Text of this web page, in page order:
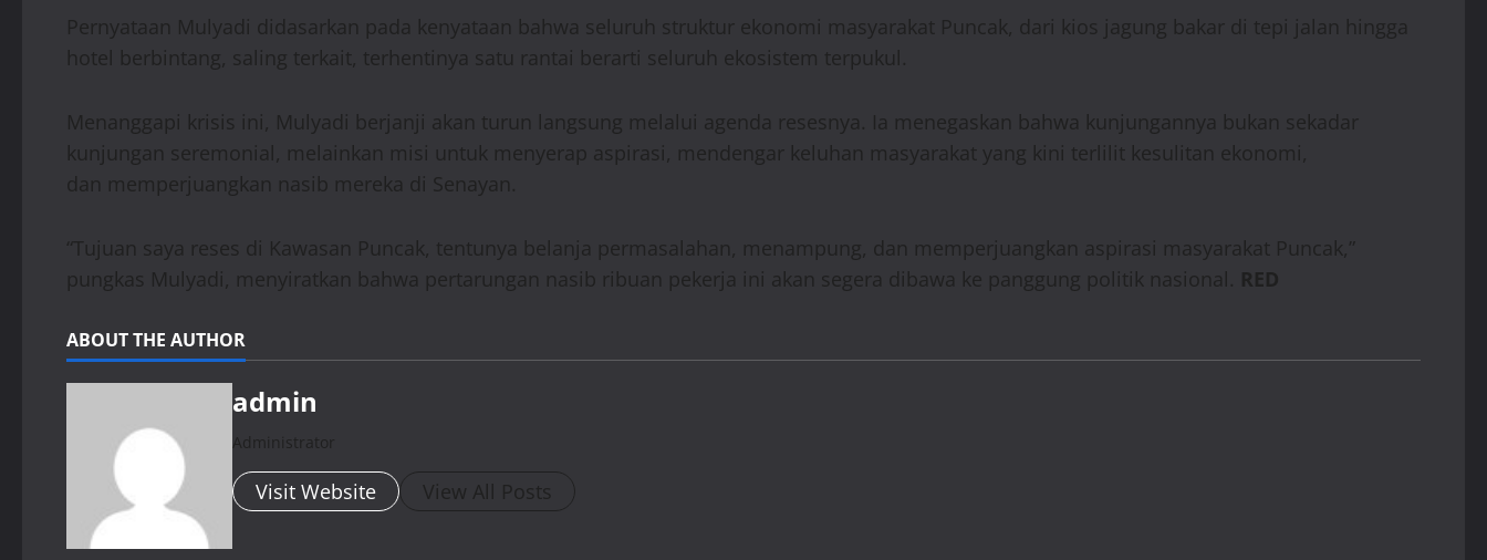
Pernyataan Mulyadi didasarkan pada kenyataan bahwa seluruh struktur ekonomi masyarakat Puncak, dari kios jagung bakar di tepi jalan hingga
hotel berbintang, saling terkait, terhentinya satu rantai berarti seluruh ekosistem terpukul.
Menanggapi krisis ini, Mulyadi berjanji akan turun langsung melalui agenda resesnya. Ia menegaskan bahwa kunjungannya bukan sekadar
kunjungan seremonial, melainkan misi untuk menyerap aspirasi, mendengar keluhan masyarakat yang kini terlilit kesulitan ekonomi,
dan memperjuangkan nasib mereka di Senayan.
“Tujuan saya reses di Kawasan Puncak, tentunya belanja permasalahan, menampung, dan memperjuangkan aspirasi masyarakat Puncak,”
pungkas Mulyadi, menyiratkan bahwa pertarungan nasib ribuan pekerja ini akan segera dibawa ke panggung politik nasional. RED
ABOUT THE AUTHOR
admin
Administrator
Visit Website View All Posts